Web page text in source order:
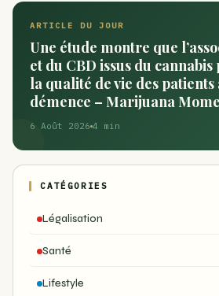
ARTICLE DU JOUR
Une étude montre que
et du CBD issus du
la qualité de vie des patients
démence – Marijuana
6 Août 2026 4 min
CATÉGORIES
Légalisation
Santé
Lifestyle